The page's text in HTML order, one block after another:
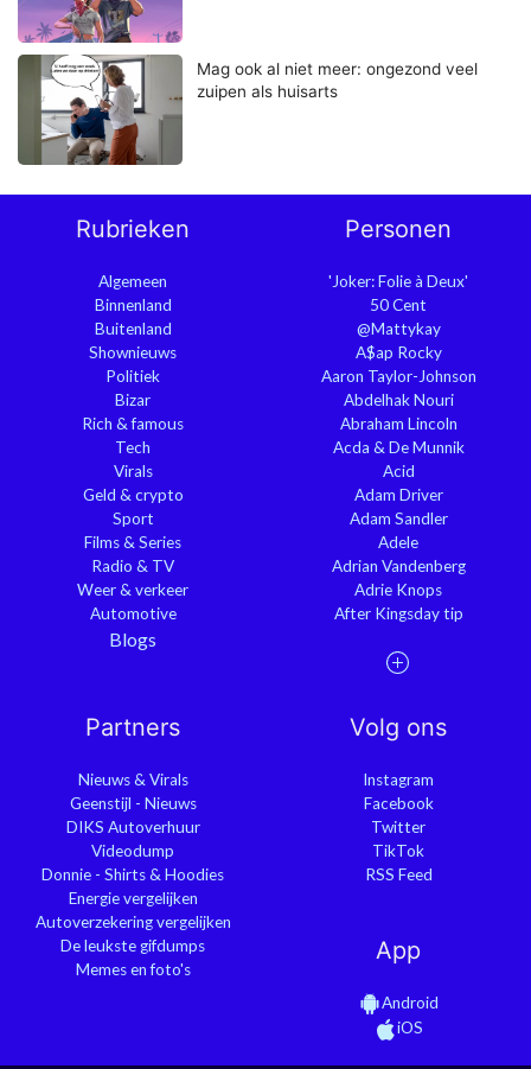
Mag ook al niet meer: ongezond veel
zuipen als huisarts
Rubrieken
Algemeen
Binnenland
Buitenland
Shownieuws
Politiek
Bizar
Rich & famous
Tech
Virals
Geld & crypto
Sport
Films & Series
Radio & TV
Weer & verkeer
Automotive
Blogs
Personen
'Joker: Folie à Deux'
50 Cent
@Mattykay
A$ap Rocky
Aaron Taylor-Johnson
Abdelhak Nouri
Abraham Lincoln
Acda & De Munnik
Acid
Adam Driver
Adam Sandler
Adele
Adrian Vandenberg
Adrie Knops
After Kingsday tip
Partners
Nieuws & Virals
Geenstijl - Nieuws
DIKS Autoverhuur
Videodump
Donnie - Shirts & Hoodies
Energie vergelijken
Autoverzekering vergelijken
De leukste gifdumps
Memes en foto's
Volg ons
Instagram
Facebook
Twitter
TikTok
RSS Feed
App
Android
iOS